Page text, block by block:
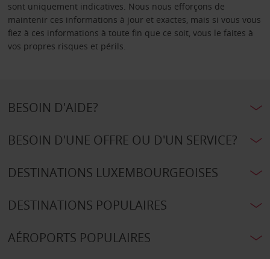
sont uniquement indicatives. Nous nous efforçons de
maintenir ces informations à jour et exactes, mais si vous vous
fiez à ces informations à toute fin que ce soit, vous le faites à
vos propres risques et périls.
BESOIN D'AIDE?
BESOIN D'UNE OFFRE OU D'UN SERVICE?
DESTINATIONS LUXEMBOURGEOISES
DESTINATIONS POPULAIRES
AÉROPORTS POPULAIRES